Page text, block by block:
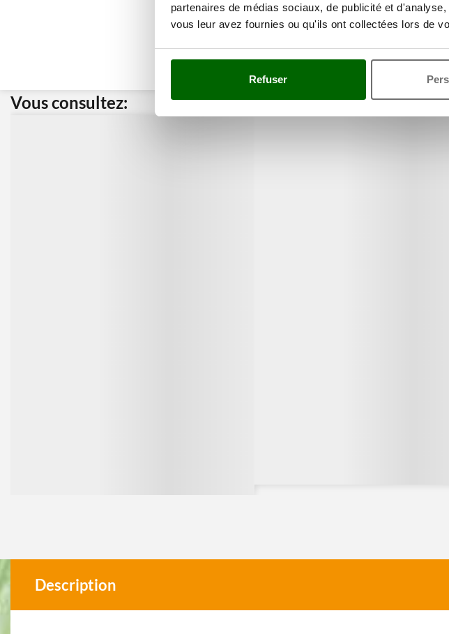
partenaires de médias sociaux, de publicité et
vous leur avez fournies ou qu'ils ont collectées lors de
Refuser
Vous consultez: Nos clients ont consulté
Description